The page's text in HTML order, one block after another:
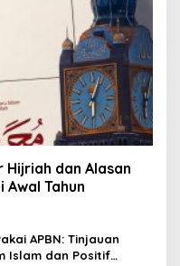
dan Alasan
Tahun
APBN: Tinjauan
Islam dan Positif